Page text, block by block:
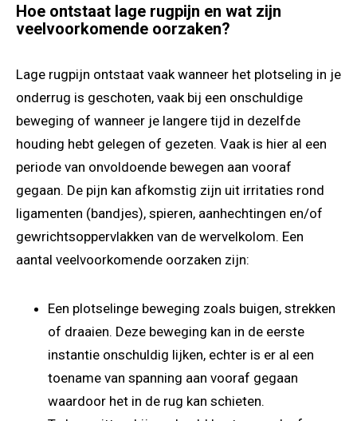
Hoe ontstaat lage rugpijn en wat zijn
veelvoorkomende oorzaken?
Lage rugpijn ontstaat vaak wanneer het plotseling in je
onderrug is geschoten, vaak bij een onschuldige
beweging of wanneer je langere tijd in dezelfde
houding hebt gelegen of gezeten. Vaak is hier al een
periode van onvoldoende bewegen aan vooraf
gegaan. De pijn kan afkomstig zijn uit irritaties rond
ligamenten (bandjes), spieren, aanhechtingen en/of
gewrichtsoppervlakken van de wervelkolom. Een
aantal veelvoorkomende oorzaken zijn:
Een plotselinge beweging zoals buigen, strekken
of draaien. Deze beweging kan in de eerste
instantie onschuldig lijken, echter is er al een
toename van spanning aan vooraf gegaan
waardoor het in de rug kan schieten.